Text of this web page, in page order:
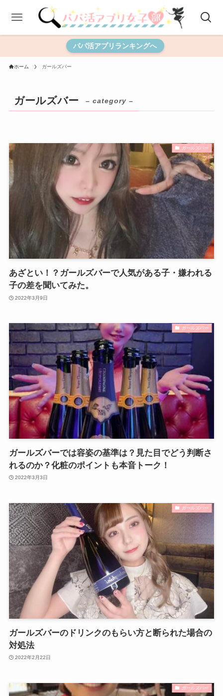
パパ活アプリランキングへ
ホーム ガールズバー
ガールズバー – category –
ガールズバー
あざとい！？ガールズバーで人気がある子・嫌われる
子の差を聞いてみた。
2022年3月9日
ガールズバー
ガールズバーでは容姿の基準は？見た目でどう判断さ
れるのか？化粧のポイントも本音トーク！
2022年3月3日
ガールズバー
ガールズバーのドリンクのもらい方と断られた場合の
対処法
2022年2月22日
ガールズバー